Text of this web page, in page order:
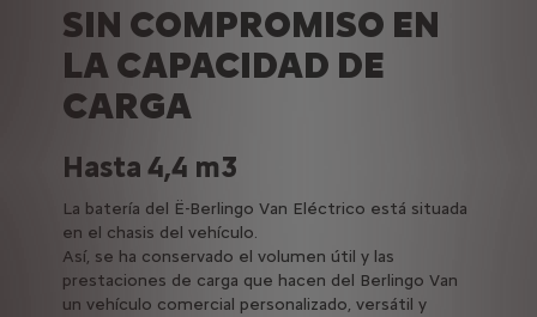
SIN COMPROMISO EN
LA CAPACIDAD DE
CARGA
Hasta 4,4 m3
La batería del Ë-Berlingo Van Eléctrico está situada
en el chasis del vehículo.
Así, se ha conservado el volumen útil y las
prestaciones de carga que hacen del Berlingo Van
un vehículo comercial personalizado, versátil y